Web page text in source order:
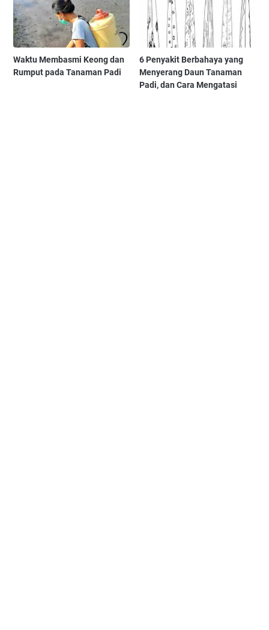
Waktu Membasmi Keong dan
Rumput pada Tanaman Padi
6 Penyakit Berbahaya yang
Menyerang Daun Tanaman
Padi, dan Cara Mengatasi